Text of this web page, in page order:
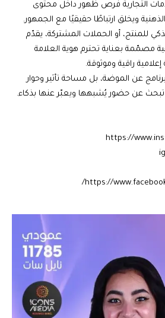
التجارية فرص ظهور داخل محتوى
ويخلق ارتباطًا حقيقيًا مع الجمهور.
للمنتج، أو الحملات المشتركة، يقدّم
مصمّمة بعناية تحترم هوية العلامة
راقية وموثوقة.
عن الموضة، بل مساحة تأثير وحوار
عن حضور يُشبهها ويعبّر عنها بذكاء.
https://
https://